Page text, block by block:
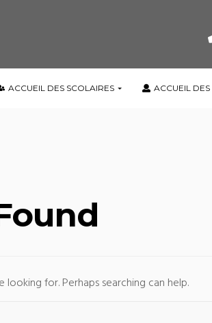
ACCUEIL DES SCOLAIRES ACCUEIL
looking for. Perhaps searching can help.